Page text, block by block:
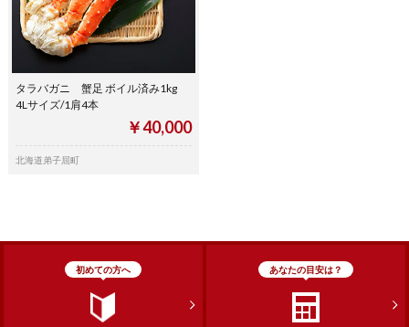
タラバガニ 蟹足 ボイル済み1kg
4Lサイズ/1肩4本
￥40,000
北海道弟子屈町
初めての方へ あなたの目安は？